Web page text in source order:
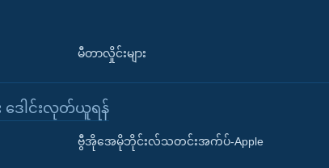
မီတာလှိုင်းများ
ေါင်းလုတ်ယူရန်
ဗွီအိုအေမိုဘိုင်းလ်သတင်းအက်ပ်-Apple